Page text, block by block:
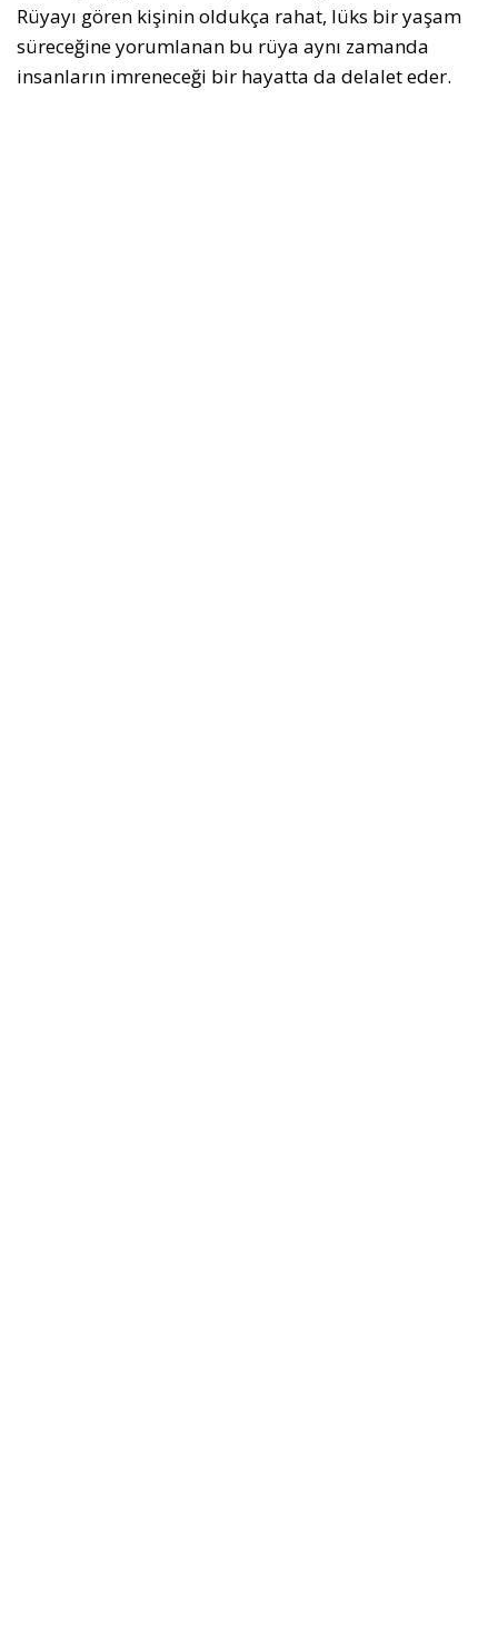
Rüyayı gören kişinin oldukça rahat, lüks bir yaşam
süreceğine yorumlanan bu rüya aynı zamanda
insanların imreneceği bir hayatta da delalet eder.